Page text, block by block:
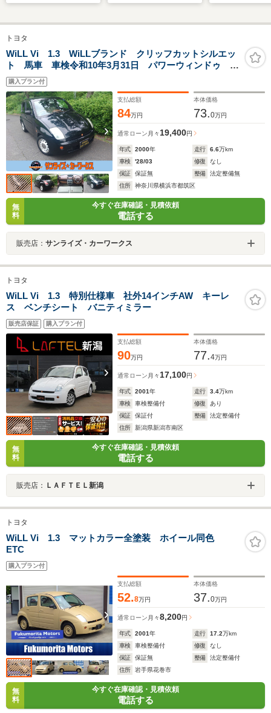
ール 前後コーナーセ
ーター ルーフレー
ル オートハイビー
15インチ純正アルミ
ホイール
横滑り防止装
ルセグTV/DVD
トヨタ
WiLL Vi 1.3 WiLLブランド クリッフカットシルエッ
ト 馬車 車検令和10年3月31日 パワーウィンドゥ
ETC 走行66000km
購入プラン付
支払総額
84万円
本体価格
73.0万円
通常ローン 月々 19,400円
年式 2000年 走行 6.6万km
車検
'28/03 修復
なし
保証
保証無 整備
法定整備無
住所
神奈川県横浜市都筑区
無
料
今すぐ在庫確認・見積依頼
電話する
販売店： サンライズ・カーワークス
トヨタ
WiLL Vi 1.3 特別仕様車 社外14インチAW キーレ
ス ベンチシート バニティミラー
販売店保証 購入プラン付
支払総額
90万円
本体価格
77.4万円
通常ローン 月々 17,100円
年式 2001年 走行 3.4万km
車検
車検整備付 修復
あり
保証
保証付 整備
法定整備付
住所
新潟県新潟市南区
無
料
今すぐ在庫確認・見積依頼
電話する
販売店： ＬＡＦＴＥＬ新潟
トヨタ
WiLL Vi 1.3 マットカラー全塗装 ホイール同色
ETC
購入プラン付
支払総額
52.8万円
本体価格
37.0万円
通常ローン 月々8,200円
年式 2001年 走行 17.2万km
車検
車検整備付 修復
なし
保証
保証無 整備
法定整備付
住所
岩手県花巻市
無
料
今すぐ在庫確認・見積依頼
電話する